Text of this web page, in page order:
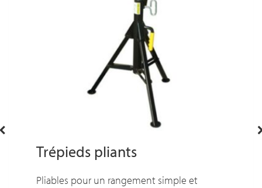
Trépieds pliants
Pliables pour un rangement simple et